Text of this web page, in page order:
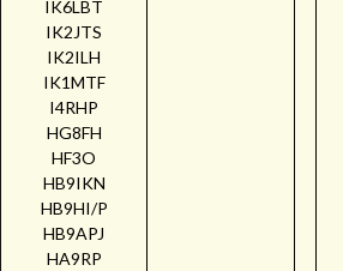
IK6LBT
IK2JTS
IK2ILH
IK1MTF
I4RHP
HG8FH
HF3O
HB9IKN
HB9HI/P
HB9APJ
HA9RP